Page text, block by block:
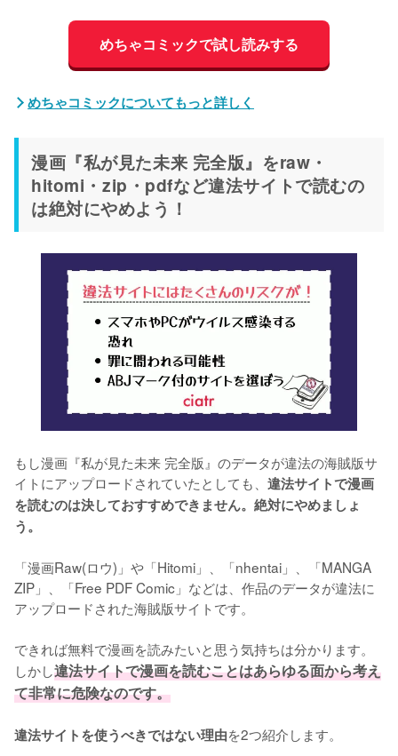
めちゃコミックで試し読みする
めちゃコミックについてもっと詳しく
漫画『私が見た未来 完全版』をraw・
hitomi・zip・pdfなど違法サイトで読むの
は絶対にやめよう！
もし漫画『私が見た未来 完全版』のデータが違法の海賊版サ
イトにアップロードされていたとしても、 違法サイトで漫画
を読むのは決しておすすめできません。絶対にやめましょ
う。
「漫画Raw(ロウ)」や「Hitomi」、「nhentai」、「MANGA
ZIP」、「Free PDF Comic」などは、作品のデータが違法に
アップロードされた海賊版サイトです。
できれば無料で漫画を読みたいと思う気持ちは分かります。
しかし違法サイトで漫画を読むことはあらゆる面から考え
て非常に危険なのです。
違法サイトを使うべきではない理由を2つ紹介します。